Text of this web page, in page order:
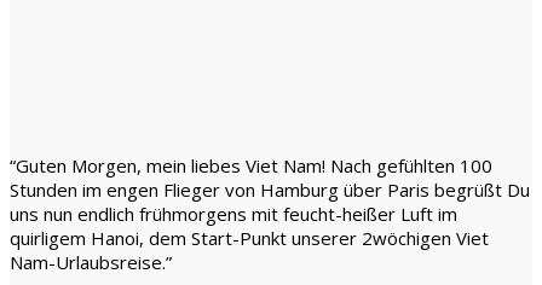
“Guten Morgen, mein liebes Viet Nam! Nach gefühlten 100
Stunden im engen Flieger von Hamburg über Paris begrüßt Du
uns nun endlich frühmorgens mit feucht-heißer Luft im
quirligem Hanoi, dem Start-Punkt unserer 2wöchigen Viet
Nam-Urlaubsreise.”